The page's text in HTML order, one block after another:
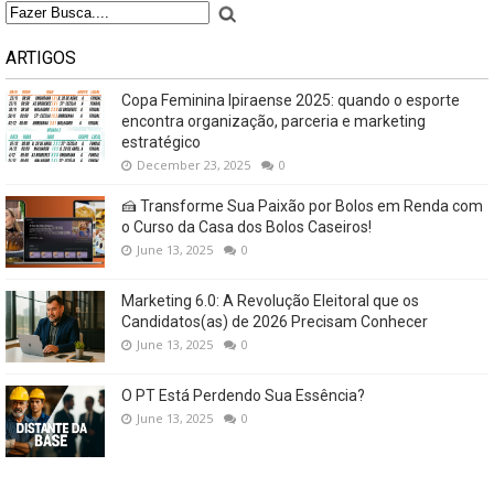
ARTIGOS
Copa Feminina Ipiraense 2025: quando o esporte
encontra organização, parceria e marketing
estratégico
December 23, 2025 0
🍰 Transforme Sua Paixão por Bolos em Renda com
o Curso da Casa dos Bolos Caseiros!
June 13, 2025 0
Marketing 6.0: A Revolução Eleitoral que os
Candidatos(as) de 2026 Precisam Conhecer
June 13, 2025 0
O PT Está Perdendo Sua Essência?
June 13, 2025 0